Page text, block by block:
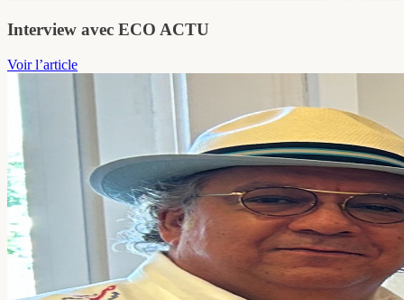
Interview avec ECO ACTU
Voir l’article